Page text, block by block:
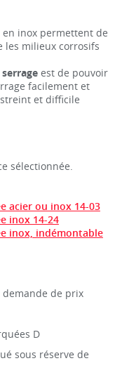
inox permettent de
les milieux corrosifs
est de pouvoir
facilement et
et difficile
sélectionnée.
acier ou inox 14-03
inox 14-24
inox, indémontable
de prix
D
sous réserve de